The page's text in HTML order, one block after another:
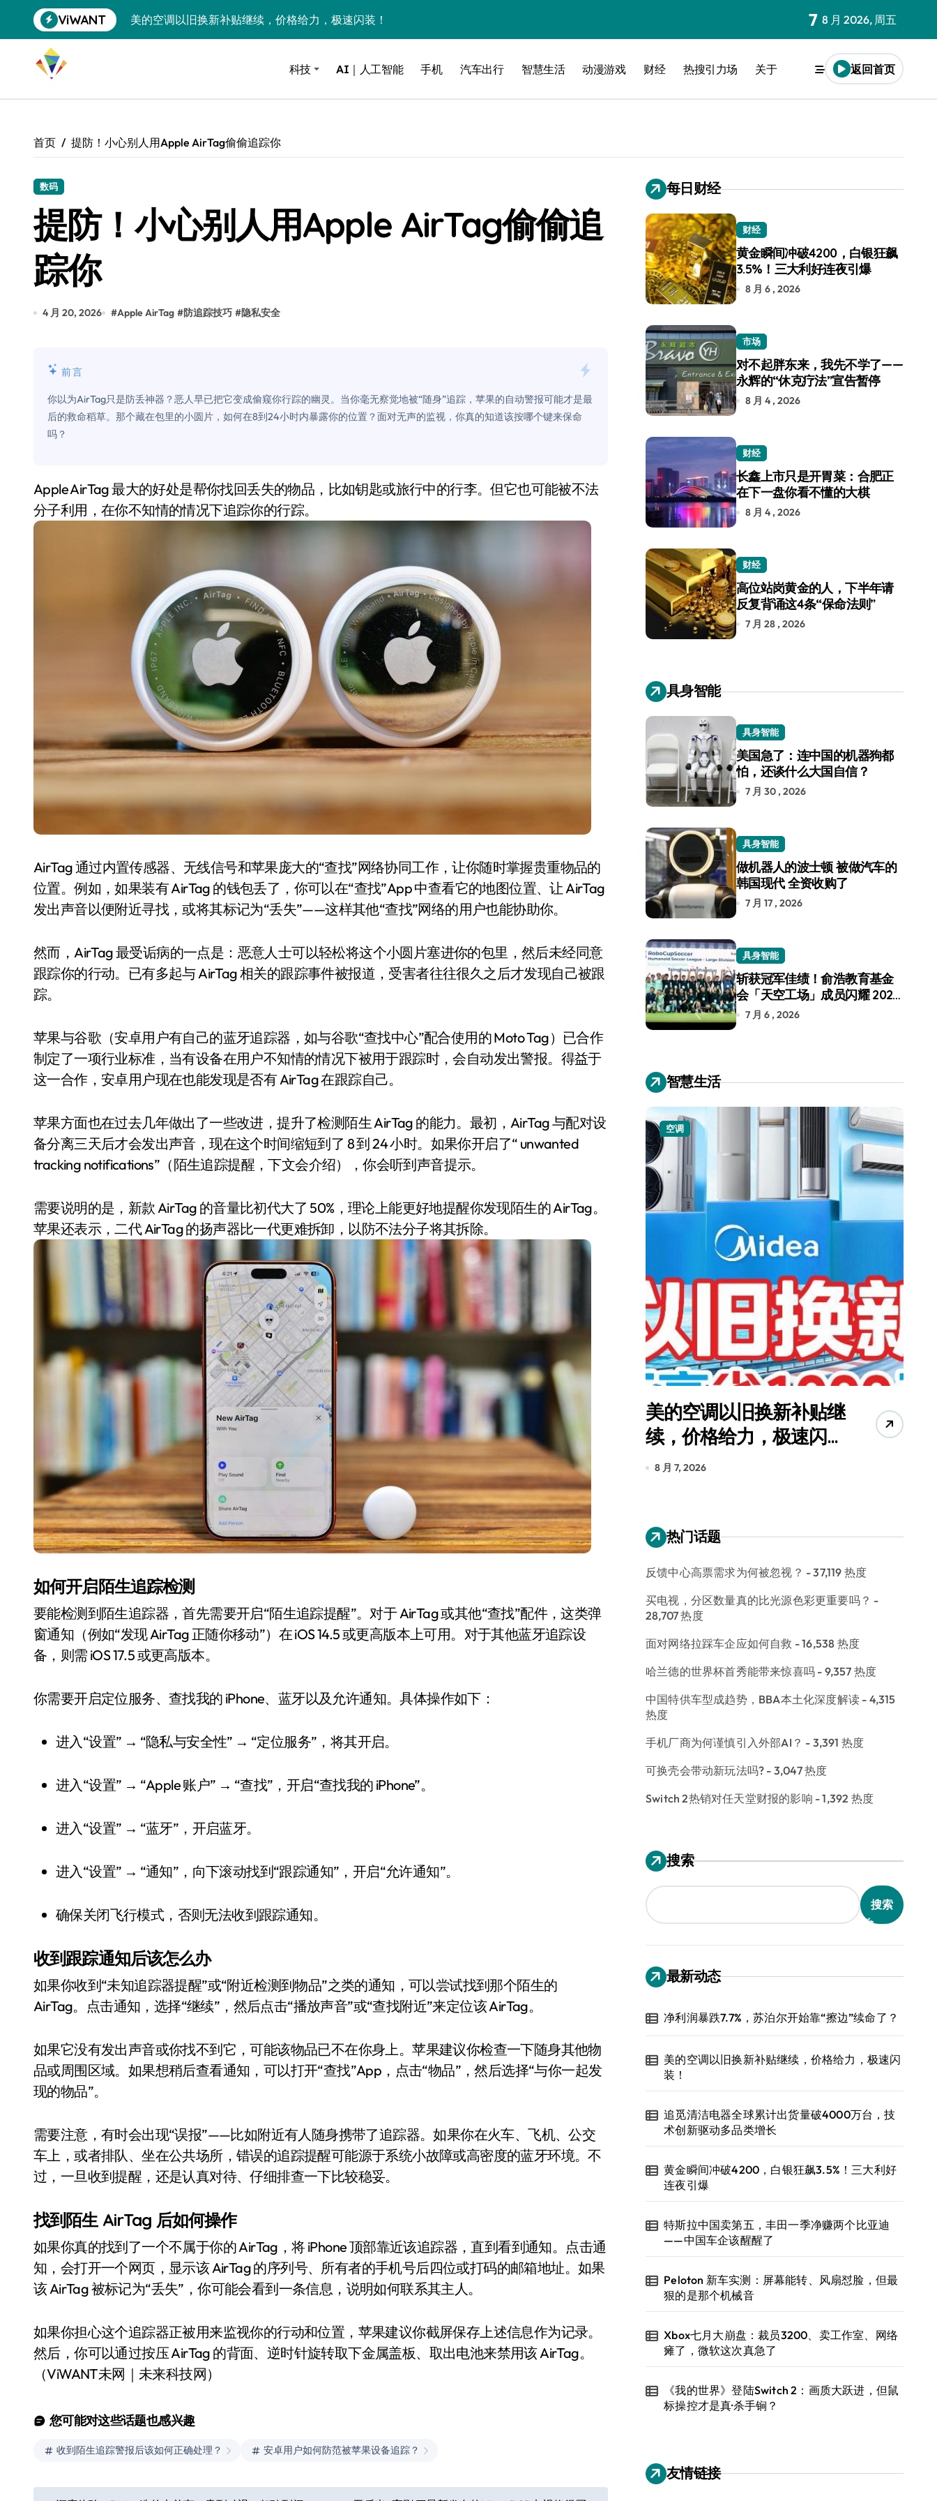
到
ViWANT
美的空调以旧换新补贴继续，价格给力，极速闪装！
黄金瞬间冲破4200，白银狂飙3.5%！三大利好连夜引爆
特斯拉中国卖第五，丰田一季净赚两个比亚迪——中国车企该醒醒了
Xbox七月大崩盘：裁员3200、卖工作室、网络瘫了，微软这次真急了
谷歌DeepMind创始人辞去CEO，但继续“垂帘听政”？
全球最小U盘，容量却碾压iPhone 17顶配？闪迪这波操作太狠了
别再用汽车USB给MacBook充电了！老司机教你3招真·快充
你的U盘格式对了吗？详解exFAT和NTFS的终极对决
维修店最怕的“作死”操作：把手机塞冰箱，你中招了吗？
从“卖电视”到“定规则”：海信拿下RGB-Mini LED全球话语权
对不起胖东来，我先不学了——永辉的“休克疗法”宣告暂停
国际首次！中国钙钛矿探测器太空“开箱”，一边探测射线一边光伏发电
小米涨价！K90跳上3099，小米17标准版逼近4800
长鑫上市只是开胃菜：合肥正在下一盘你看不懂的大棋
耳机低音像白开水？90%的人第一步就做错了
复古玩家狂喜：Anbernic第三次复刻GBA SP，情怀拉满
Xbox 360 游戏终于要登 PC，光盘党也能“以盘换数”了？
AirTag 新版到底香不香？一篇帮你避坑+种草
7 8 月 2026, 周五
科技 AI｜人工智能 手机 汽车出行 智慧生活 动漫游戏 财经 热搜引力场 关于 返回首页
首页 提防！小心别人用Apple AirTag偷偷追踪你
数码
提防！小心别人用Apple AirTag偷偷追
踪你
4 月 20, 2026 #Apple AirTag #防追踪技巧 #隐私安全
前言
你以为AirTag只是防丢神器？恶人早已把它变成偷窥你行踪的幽灵。当你毫无察觉地被“随身”追踪，苹果的自动警报可能才是最
后的救命稻草。那个藏在包里的小圆片，如何在8到24小时内暴露你的位置？面对无声的监视，你真的知道该按哪个键来保命
吗？
Apple AirTag 最大的好处是帮你找回丢失的物品，比如钥匙或旅行中的行李。但它也可能被不法
分子利用，在你不知情的情况下追踪你的行踪。
AirTag 通过内置传感器、无线信号和苹果庞大的“查找”网络协同工作，让你随时掌握贵重物品的
位置。例如，如果装有 AirTag 的钱包丢了，你可以在“查找”App 中查看它的地图位置、让 AirTag
发出声音以便附近寻找，或将其标记为“丢失”——这样其他“查找”网络的用户也能协助你。
然而，AirTag 最受诟病的一点是：恶意人士可以轻松将这个小圆片塞进你的包里，然后未经同意
跟踪你的行动。已有多起与 AirTag 相关的跟踪事件被报道，受害者往往很久之后才发现自己被跟
踪。
苹果与谷歌（安卓用户有自己的蓝牙追踪器，如与谷歌“查找中心”配合使用的 Moto Tag）已合作
制定了一项行业标准，当有设备在用户不知情的情况下被用于跟踪时，会自动发出警报。得益于
这一合作，安卓用户现在也能发现是否有 AirTag 在跟踪自己。
苹果方面也在过去几年做出了一些改进，提升了检测陌生 AirTag 的能力。最初，AirTag 与配对设
备分离三天后才会发出声音，现在这个时间缩短到了 8 到 24 小时。如果你开启了“ unwanted
tracking notifications”（陌生追踪提醒，下文会介绍），你会听到声音提示。
需要说明的是，新款 AirTag 的音量比初代大了 50%，理论上能更好地提醒你发现陌生的 AirTag。
苹果还表示，二代 AirTag 的扬声器比一代更难拆卸，以防不法分子将其拆除。
如何开启陌生追踪检测
要能检测到陌生追踪器，首先需要开启“陌生追踪提醒”。对于 AirTag 或其他“查找”配件，这类弹
窗通知（例如“发现 AirTag 正随你移动”）在 iOS 14.5 或更高版本上可用。对于其他蓝牙追踪设
备，则需 iOS 17.5 或更高版本。
你需要开启定位服务、查找我的 iPhone、蓝牙以及允许通知。具体操作如下：
进入“设置” → “隐私与安全性” → “定位服务”，将其开启。
进入“设置” → “Apple 账户” → “查找”，开启“查找我的 iPhone”。
进入“设置” → “蓝牙”，开启蓝牙。
进入“设置” → “通知”，向下滚动找到“跟踪通知”，开启“允许通知”。
确保关闭飞行模式，否则无法收到跟踪通知。
收到跟踪通知后该怎么办
如果你收到“未知追踪器提醒”或“附近检测到物品”之类的通知，可以尝试找到那个陌生的
AirTag。点击通知，选择“继续”，然后点击“播放声音”或“查找附近”来定位该 AirTag。
如果它没有发出声音或你找不到它，可能该物品已不在你身上。苹果建议你检查一下随身其他物
品或周围区域。如果想稍后查看通知，可以打开“查找”App，点击“物品”，然后选择“与你一起发
现的物品”。
需要注意，有时会出现“误报”——比如附近有人随身携带了追踪器。如果你在火车、飞机、公交
车上，或者排队、坐在公共场所，错误的追踪提醒可能源于系统小故障或高密度的蓝牙环境。不
过，一旦收到提醒，还是认真对待、仔细排查一下比较稳妥。
找到陌生 AirTag 后如何操作
如果你真的找到了一个不属于你的 AirTag，将 iPhone 顶部靠近该追踪器，直到看到通知。点击通
知，会打开一个网页，显示该 AirTag 的序列号、所有者的手机号后四位或打码的邮箱地址。如果
该 AirTag 被标记为“丢失”，你可能会看到一条信息，说明如何联系其主人。
如果你担心这个追踪器正被用来监视你的行动和位置，苹果建议你截屏保存上述信息作为记录。
然后，你可以通过按压 AirTag 的背面、逆时针旋转取下金属盖板、取出电池来禁用该 AirTag。
（ViWANT未网｜未来科技网）
您可能对这些话题也感兴趣
收到陌生追踪警报后该如何正确处理？ 安卓用户如何防范被苹果设备追踪？
每日财经
财经
黄金瞬间冲破4200，白银狂飙
3.5%！三大利好连夜引爆
8 月 6 , 2026
市场
对不起胖东来，我先不学了——
永辉的“休克疗法”宣告暂停
8 月 4 , 2026
财经
长鑫上市只是开胃菜：合肥正
在下一盘你看不懂的大棋
8 月 4 , 2026
财经
高位站岗黄金的人，下半年请
反复背诵这4条“保命法则”
7 月 28 , 2026
具身智能
具身智能
美国急了：连中国的机器狗都
怕，还谈什么大国自信？
7 月 30 , 2026
具身智能
做机器人的波士顿 被做汽车的
韩国现代 全资收购了
7 月 17 , 2026
具身智能
斩获冠军佳绩！俞浩教育基金
会「天空工场」成员闪耀 2026
RoboCup 机器人世界杯
7 月 6 , 2026
智慧生活
小家电
追觅、石头科技注意：你
们的扫地机已被美国认定
为“战略武器”
7 月 30, 2026
小家电
净利润暴跌7.7%，苏泊尔
开始靠“擦边”续命了？
空调
美的空调以旧换新补贴继
续，价格给力，极速闪
装！
8 月 7, 2026
热门话题
反馈中心高票需求为何被忽视？ - 37,119 热度
买电视，分区数量真的比光源色彩更重要吗？ -
28,707 热度
面对网络拉踩车企应如何自救 - 16,538 热度
哈兰德的世界杯首秀能带来惊喜吗 - 9,357 热度
中国特供车型成趋势，BBA本土化深度解读 - 4,315
热度
手机厂商为何谨慎引入外部AI？ - 3,391 热度
可换壳会带动新玩法吗? - 3,047 热度
Switch 2热销对任天堂财报的影响 - 1,392 热度
搜索
搜索
最新动态
净利润暴跌7.7%，苏泊尔开始靠“擦边”续命了？
美的空调以旧换新补贴继续，价格给力，极速闪
装！
追觅清洁电器全球累计出货量破4000万台，技
术创新驱动多品类增长
黄金瞬间冲破4200，白银狂飙3.5%！三大利好
连夜引爆
特斯拉中国卖第五，丰田一季净赚两个比亚迪
——中国车企该醒醒了
Peloton 新车实测：屏幕能转、风扇怼脸，但最
狠的是那个机械音
Xbox七月大崩盘：裁员3200、卖工作室、网络
瘫了，微软这次真急了
《我的世界》登陆Switch 2：画质大跃进，但鼠
标操控才是真·杀手锏？
友情链接